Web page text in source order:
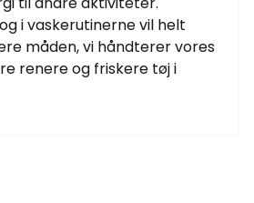
i vaskerutinerne vil helt
måden, vi håndterer vores
renere og friskere tøj i